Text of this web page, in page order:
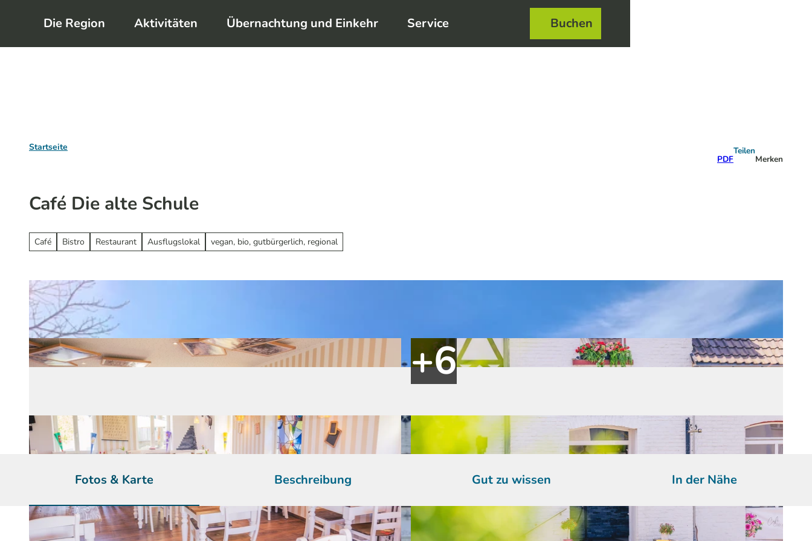
m
Die Region Aktivitäten Übernachtung und Einkehr Service Buchen
Startseite
PDF
Teilen
Merken
Café Die alte Schule
Café Bistro Restaurant Ausflugslokal vegan, bio, gutbürgerlich, regional
Fotos & Karte Beschreibung Gut zu wissen In der Nähe